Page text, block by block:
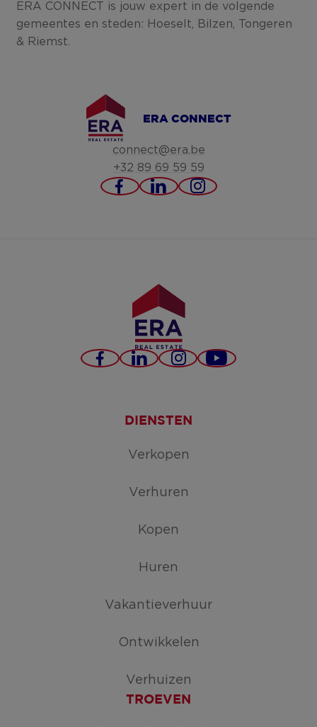
ERA CONNECT is jouw expert in de volgende
gemeentes en steden: Hoeselt, Bilzen, Tongeren
& Riemst.
ERA CONNECT
connect@era.be
+32 89 69 59 59
https://https://https://
Facebook
LinkedInInstagramYouTube
DIENSTEN
Verkopen
Verhuren
Kopen
Huren
Vakantieverhuur
Ontwikkelen
Verhuizen
TROEVEN